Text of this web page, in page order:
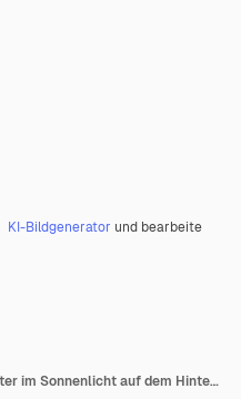
KI-Bildgenerator und bearbeite
Dunkler Schatten grüner Blätter im Sonnenlicht auf dem Hintergrund